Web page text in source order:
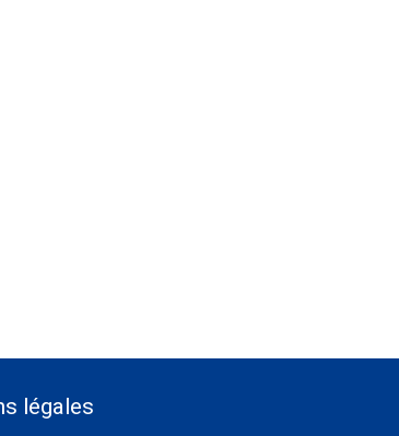
légales